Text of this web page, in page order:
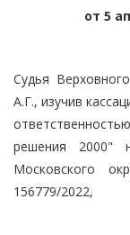
от 5
Судья
А.Г., изучив
решения 2000"
Московского
156779/2022,